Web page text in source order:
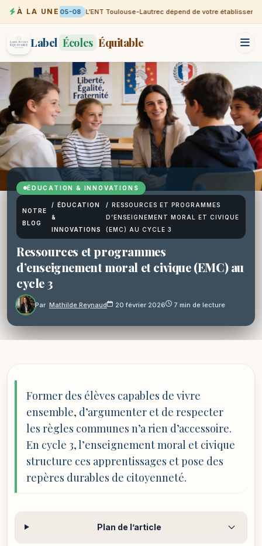
À LA UNE05-08 L’ENT Toulouse-Lautrec dépend de votre
Label Écoles Équitable
ÉDUCATION & INNOVATIONS
NOTRE
BLOG
/ ÉDUCATION
&
INNOVATIONS
/ RESSOURCES ET PROGRAMMES
D’ENSEIGNEMENT MORAL ET CIVIQUE
(EMC) AU CYCLE 3
Ressources et programmes
d’enseignement moral et civique (EMC) au
cycle 3
Par Mathilde Reynaud 20 février 2026 7 min de lecture
Former des élèves capables de vivre
ensemble, d’argumenter et de respecter
les règles communes n’a rien d’accessoire.
En cycle 3, l’enseignement moral et civique
structure ces apprentissages et pose des
repères durables de citoyenneté.
Plan de l’article